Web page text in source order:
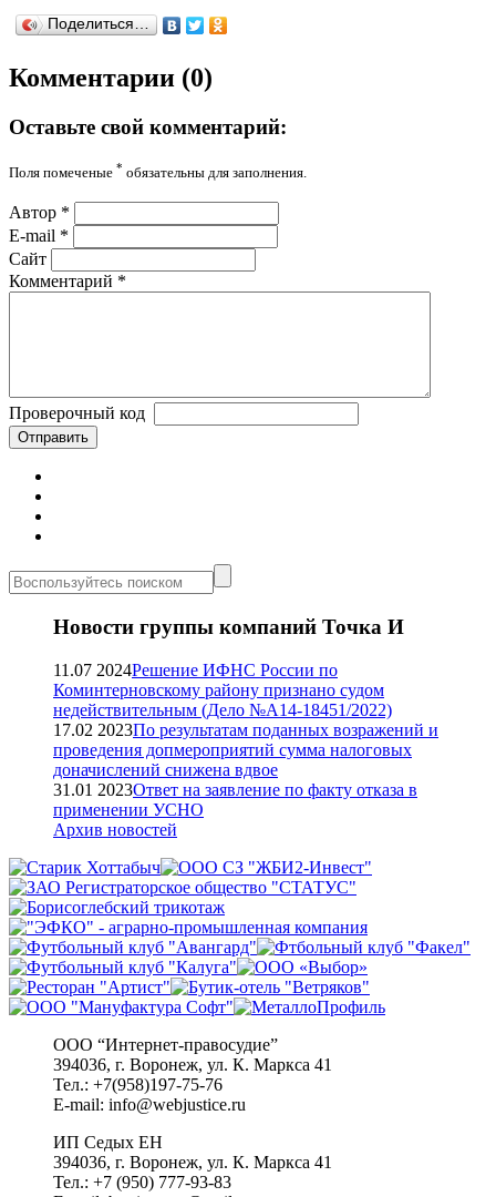
Поделиться…
Комментарии (0)
Оставьте свой комментарий:
Поля помеченые * обязательны для заполнения.
Автор *
E-mail *
Сайт
Комментарий *
Проверочный код
Новости группы компаний Точка И
11.07 2024Решение ИФНС России по
Коминтерновскому району признано судом
недействительным (Дело №А14-18451/2022)
17.02 2023По результатам поданных возражений и
проведения допмероприятий сумма налоговых
доначислений снижена вдвое
31.01 2023Ответ на заявление по факту отказа в
применении УСНО
Архив новостей
ООО “Интернет-правосудие”
394036, г. Воронеж, ул. К. Маркса 41
Тел.: +7(958)197-75-76
E-mail: info@webjustice.ru
ИП Седых ЕН
394036, г. Воронеж, ул. К. Маркса 41
Тел.: +7 (950) 777-93-83